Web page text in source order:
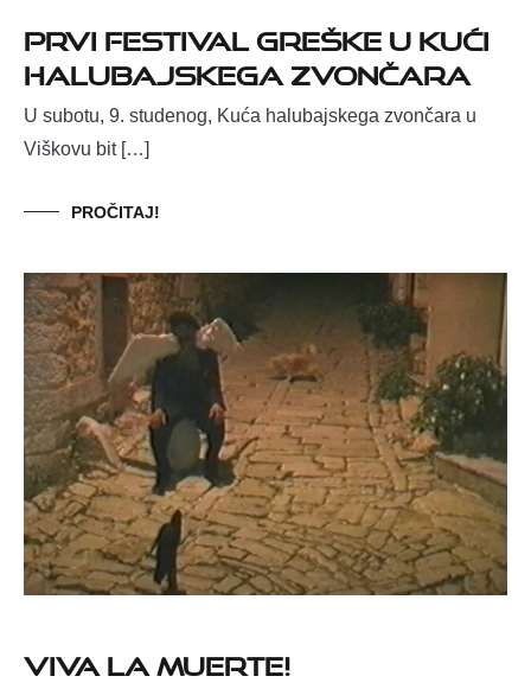
Prvi Festival greške u Kući
halubajskega zvončara
U subotu, 9. studenog, Kuća halubajskega zvončara u
Viškovu bit […]
PROČITAJ!
VIVA LA MUERTE!